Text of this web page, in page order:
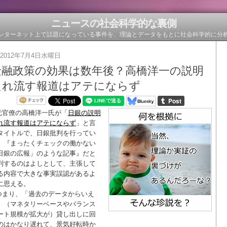
ニュースの社会科学的な裏側
ターネット上で話題になっている事件を、理論とデータをもとに社会科学的に分
2012年7月4日水曜日
政策の効果は数年後？高橋洋一の説明
流す報道はアテにならず
官僚の高橋洋一氏が「 日銀の説明
流す報道はアテにならず 」と言
イトルで、日銀批判を行ってい
『まったくチェックの働かない
銀の広報」のような記事』だと
するのはよしとして、主張して
内容で大きな事実誤認があるよ
思える。
まり、「過去のデータからいえ
（マネタリーベースやバランス
ト規模が拡大が）貸し出しに回
はかなり遅れて、景気好転時か